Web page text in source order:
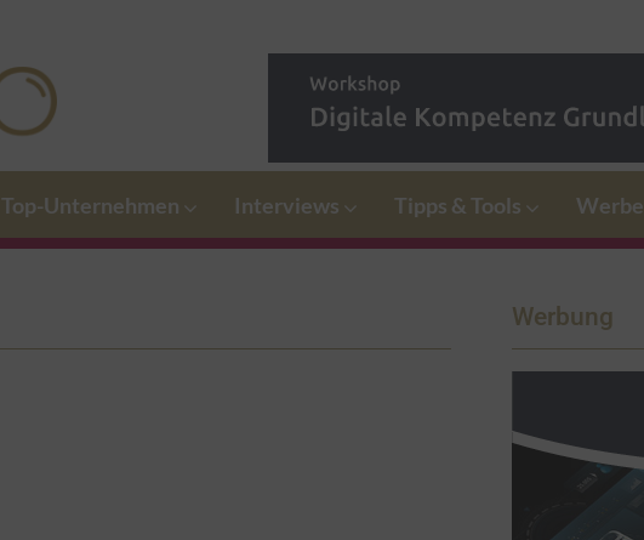
Top-Unternehmen Interviews Tipps & Tools
Werbung